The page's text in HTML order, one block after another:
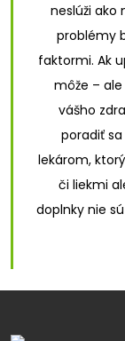
neslúži ako
problémy
faktormi. Ak
môže –
vášho
poradiť
lekárom,
či liekmi
doplnky nie